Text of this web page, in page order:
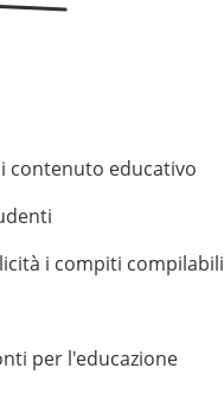
contenuto educativo
i compiti compilabili
per l'educazione